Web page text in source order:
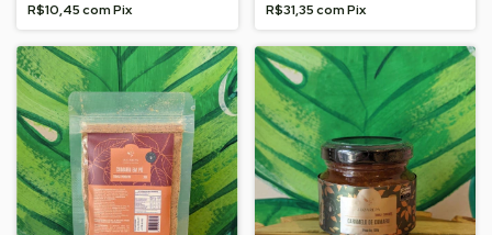
R$10,45comPix R$31,35comPix